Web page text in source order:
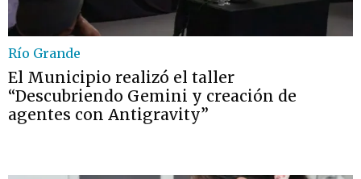
Río Grande
El Municipio realizó el taller
“Descubriendo Gemini y creación de
agentes con Antigravity”